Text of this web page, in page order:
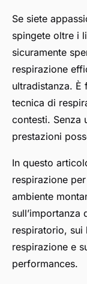
Qual è
Marie•8 aprile
Se siete
spingete oltre i
sicuramente
respirazione
ultradistanza. È
tecnica di
contesti. Senza
prestazioni
In questo
respirazione
ambiente
sull’importanza
respiratorio, sui
respirazione e
performances.